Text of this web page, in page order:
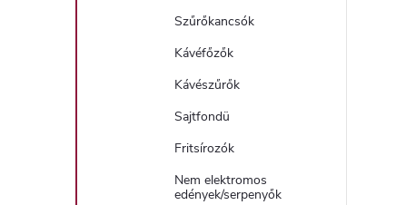
Szűrőkancsók
Kávéfőzők
Kávészűrők
Sajtfondü
Fritsírozók
Nem elektromos
edények/serpenyők